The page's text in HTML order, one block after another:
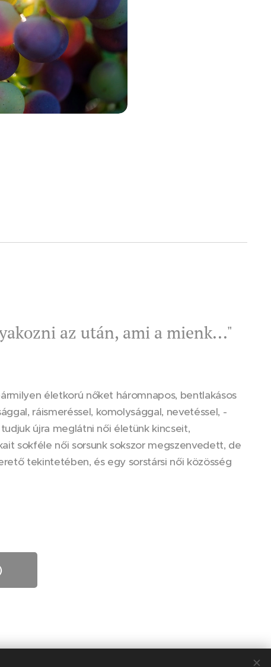
az után, ami a mienk..."
életkorú nőket háromnapos, bentlakásos
ráismeréssel, komolysággal, nevetéssel, -
újra meglátni női életünk kincseit,
sokféle női sorsunk sokszor megszenvedett, de
tekintetében, és egy sorstársi női közösség